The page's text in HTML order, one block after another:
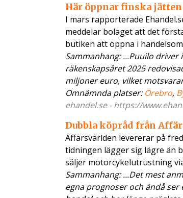
Här öppnar finska
I mars rapporterade
meddelar bolaget att det
butiken att öppna i
Sammanhang: ...Puuilo
räkenskapsåret 2025
miljoner euro, vilket
Omnämnda platser: Örebro,
ehandel.se - https://
Dubbla köpråd från
Affärsvärlden levererar på
tidningen lägger sig lägre än
säljer motorcykelutrustning
Sammanhang: ...Det mest
egna prognoser och ändå